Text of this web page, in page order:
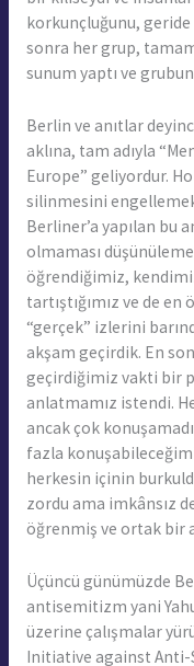
korkunçluğunu, geride
sonra her grup,
sunum yaptı ve
Berlin ve anıtlar
aklına, tam adıyla
Europe” geliyordur.
silinmesini
Berliner’a yapılan bu
olmaması
öğrendiğimiz,
tartıştığımız ve de
“gerçek” izlerini
akşam geçirdik. En
geçirdiğimiz vakti bir
anlatmamız istendi.
ancak çok
fazla
herkesin içinin
zordu ama imkânsız
öğrenmiş ve ortak bir
Üçüncü günümüzde
antisemitizm yani
üzerine çalışmalar
Initiative against Anti-